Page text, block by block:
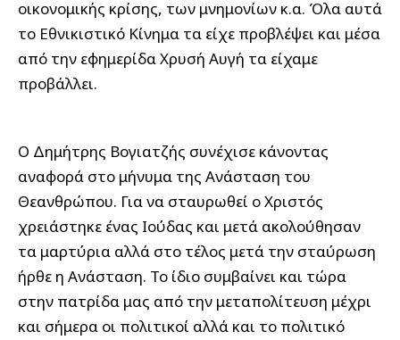
οικονομικής κρίσης, των μνημονίων κ.α. Όλα αυτά
το Εθνικιστικό Κίνημα τα είχε προβλέψει και μέσα
από την εφημερίδα Χρυσή Αυγή τα είχαμε
προβάλλει.
Ο Δημήτρης Βογιατζής συνέχισε κάνοντας
αναφορά στο μήνυμα της Ανάσταση του
Θεανθρώπου. Για να σταυρωθεί ο Χριστός
χρειάστηκε ένας Ιούδας και μετά ακολούθησαν
τα μαρτύρια αλλά στο τέλος μετά την σταύρωση
ήρθε η Ανάσταση. Το ίδιο συμβαίνει και τώρα
στην πατρίδα μας από την μεταπολίτευση μέχρι
και σήμερα οι πολιτικοί αλλά και το πολιτικό